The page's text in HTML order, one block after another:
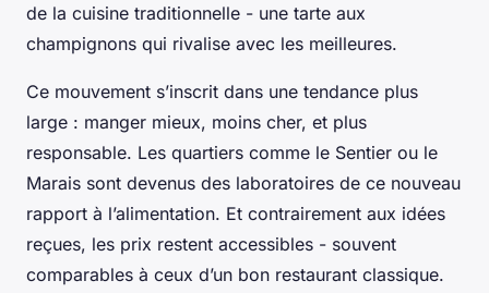
de la cuisine traditionnelle - une tarte aux
champignons qui rivalise avec les meilleures.
Ce mouvement s’inscrit dans une tendance plus
large : manger mieux, moins cher, et plus
responsable. Les quartiers comme le Sentier ou le
Marais sont devenus des laboratoires de ce nouveau
rapport à l’alimentation. Et contrairement aux idées
reçues, les prix restent accessibles - souvent
comparables à ceux d’un bon restaurant classique.